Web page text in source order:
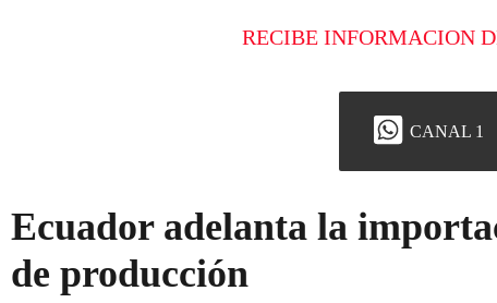
RECIBE INFORMACION
CANAL 1
Ecuador adelanta la
de producción